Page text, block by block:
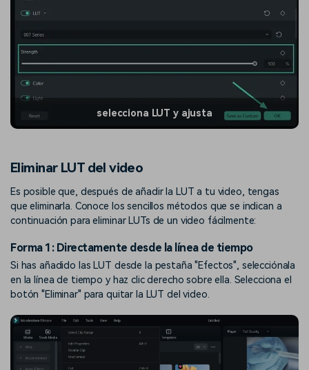
selecciona LUT y ajusta
Eliminar LUT del video
Es posible que, después de añadir la LUT a tu video, tengas
que eliminarla. Conoce los sencillos métodos que se indican a
continuación para eliminar LUTs de un video fácilmente:
Forma 1: Directamente desde la línea de tiempo
Si has añadido las LUT desde la pestaña "Efectos", selecciónala
en la línea de tiempo y haz clic derecho sobre ella. Selecciona el
botón "Eliminar" para quitar la LUT del video.